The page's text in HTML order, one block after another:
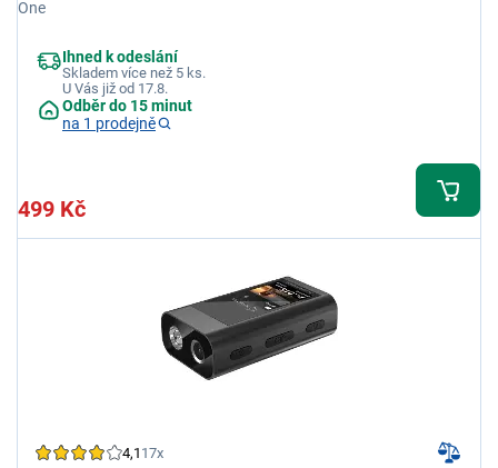
One
Ihned k odeslání
Skladem více než 5 ks.
U Vás již od 17.8.
Odběr do 15 minut
na 1 prodejně
499 Kč
4,1 17x